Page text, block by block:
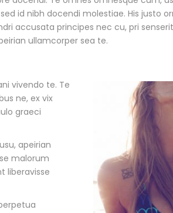
id nibh docendi molestiae. His justo
accusata principes nec cu, pri
ullamcorper sea te.
vivendo te. Te
ne, ex vix
graeci
apeirian
malorum
liberavisse